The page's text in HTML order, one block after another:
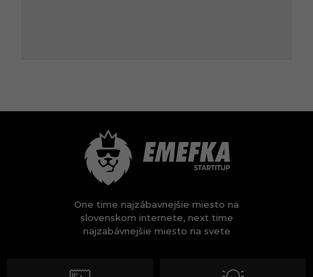
One time najzábavnejšie miesto na
slovenskom internete, next time
najzabávnejšie miesto na svete